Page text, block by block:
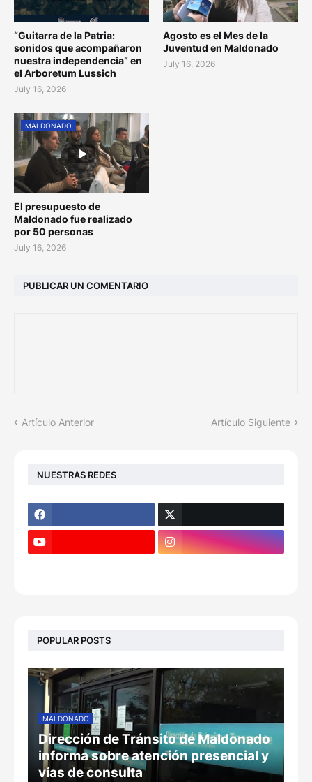
“Guitarra de la Patria:
sonidos que acompañaron
nuestra independencia” en
el Arboretum Lussich
July 16, 2026
Agosto es el Mes de la
Juventud en Maldonado
July 16, 2026
MALDONADO
El presupuesto de
Maldonado fue realizado
por 50 personas
July 16, 2026
PUBLICAR UN COMENTARIO
Artículo Anterior Artículo Siguiente
NUESTRAS REDES
POPULAR POSTS
MALDONADO
Dirección de Tránsito de Maldonado
informa sobre atención presencial y
vías de consulta